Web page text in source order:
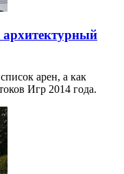
арен, а как
Игр 2014 года.